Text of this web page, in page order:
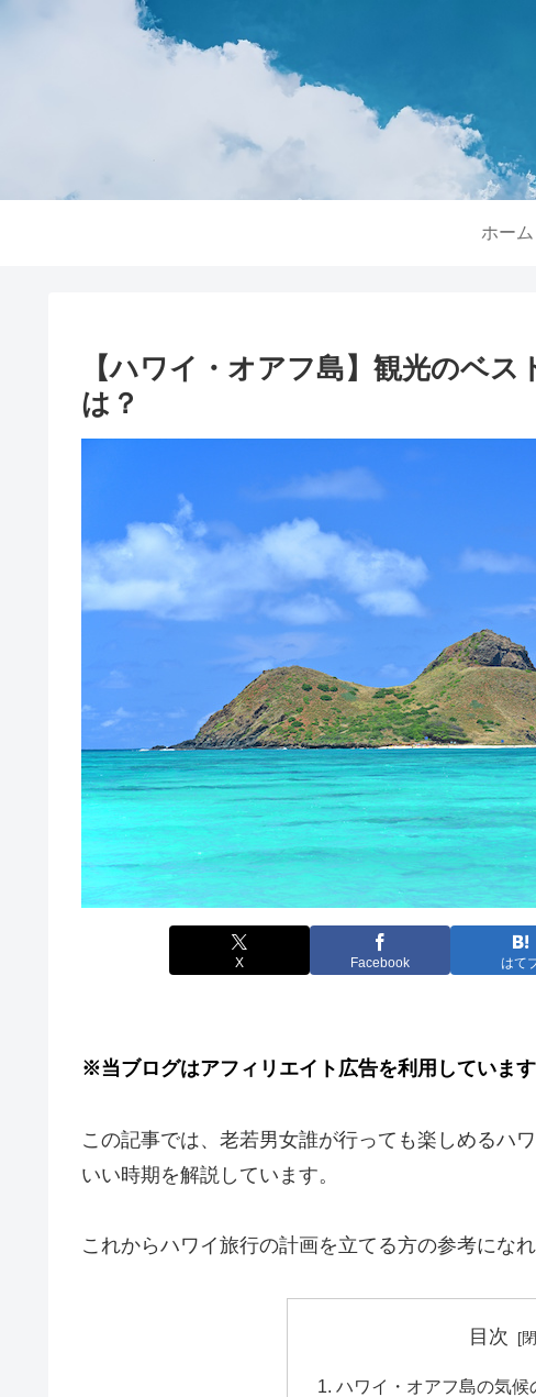
ホーム
【ハワイ・オアフ島】観光のベ
は？
X Facebook はて
※当ブログはアフィリエイト広告を利用しています
この記事では、老若男女誰が行っても楽しめるハ
いい時期を解説しています。
これからハワイ旅行の計画を立てる方の参考になれ
目次
ハワイ・オアフ島の気候